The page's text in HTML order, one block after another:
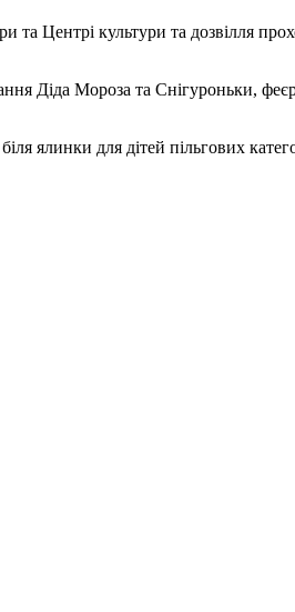
та Центрі культури та дозвілля
Діда Мороза та Снігуроньки,
ялинки для дітей пільгових